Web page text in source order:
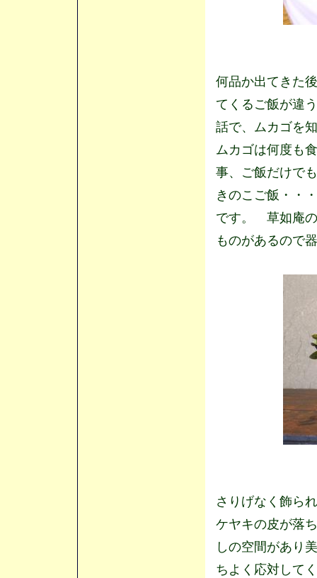
何品か出てきた
てくるご飯が違
話で、ムカゴを
ムカゴは何度も
事、ご飯だけで
きのこご飯・・
です。 草如庵の
ものがあるので
さりげなく飾ら
ケヤキの皮が落
しの空間があり
ちよく応対して